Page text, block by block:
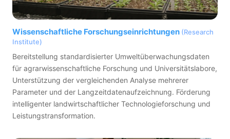
Wissenschaftliche Forschungseinrichtungen (Research
Institute)
Bereitstellung standardisierter Umweltüberwachungsdaten
für agrarwissenschaftliche Forschung und Universitätslabore,
Unterstützung der vergleichenden Analyse mehrerer
Parameter und der Langzeitdatenaufzeichnung. Förderung
intelligenter landwirtschaftlicher Technologieforschung und
Leistungstransformation.